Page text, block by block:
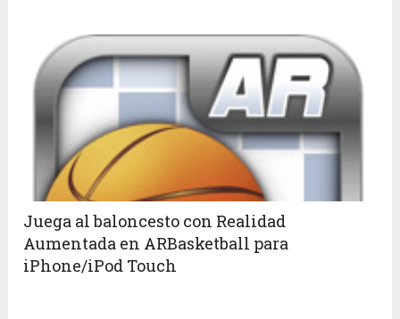
Juega al baloncesto con Realidad
Aumentada en ARBasketball para
iPhone/iPod Touch